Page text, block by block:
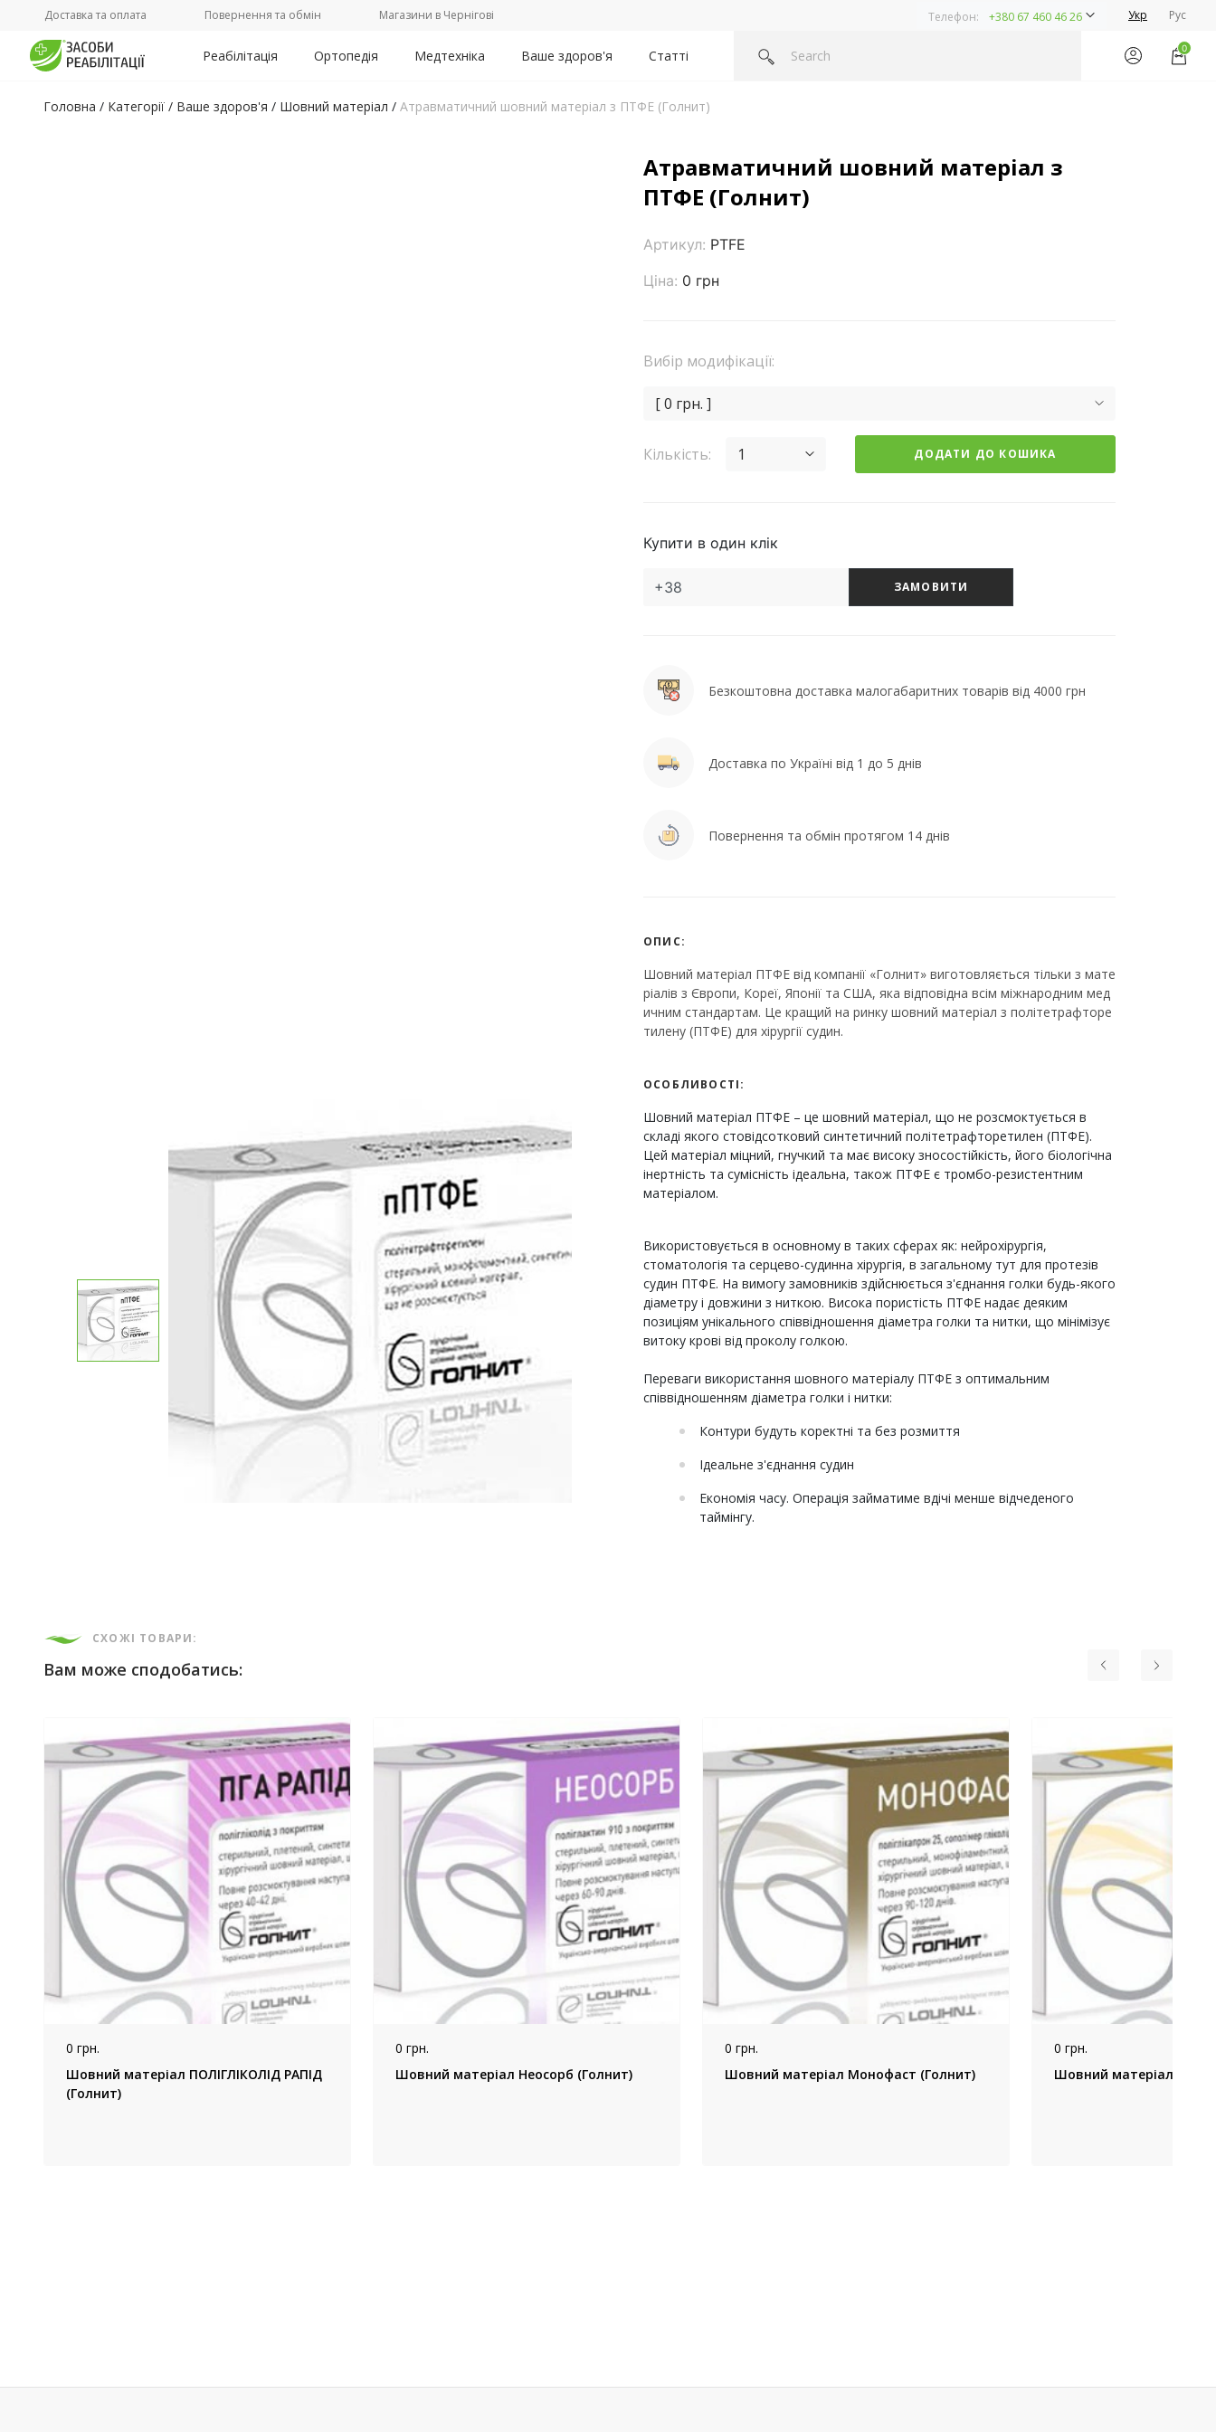
Доставка та оплата Повернення та обмін Магазини в Чернігові Телефон: +380 67 460 46 26 Укр Рус
Реабілітація Ортопедія Медтехніка Ваше здоров'я Статті 0
Головна / Категорії / Ваше здоров'я / Шовний матеріал / Атравматичний шовний матеріал з ПТФЕ (Голнит)
Атравматичний шовний матеріал з
ПТФЕ (Голнит)
Артикул: PTFE
Ціна: 0 грн
Вибір модифікації:
[ 0 грн. ]
Кількість: 1 ДОДАТИ ДО КОШИКА
Купити в один клік
ЗАМОВИТИ
Безкоштовна доставка малогабаритних товарів від 4000 грн
Доставка по Україні від 1 до 5 днів
Повернення та обмін протягом 14 днів
ОПИС:
Шовний матеріал ПТФЕ від компанії «Голнит» виготовляється тільки з мате
ріалів з Європи, Кореї, Японії та США, яка відповідна всім міжнародним мед
ичним стандартам. Це кращий на ринку шовний матеріал з політетрафторе
тилену (ПТФЕ) для хірургії судин.
ОСОБЛИВОСТІ:
Шовний матеріал ПТФЕ – це шовний матеріал, що не розсмоктується в
складі якого стовідсотковий синтетичний політетрафторетилен (ПТФЕ).
Цей матеріал міцний, гнучкий та має високу зносостійкість, його біологічна
інертність та сумісність ідеальна, також ПТФЕ є тромбо-резистентним
матеріалом.
Використовується в основному в таких сферах як: нейрохірургія,
стоматологія та серцево-судинна хірургія, в загальному тут для протезів
судин ПТФЕ. На вимогу замовників здійснюється з'єднання голки будь-якого
діаметру і довжини з ниткою. Висока пористість ПТФЕ надає деяким
позиціям унікального співвідношення діаметра голки та нитки, що мінімізує
витоку крові від проколу голкою.
Переваги використання шовного матеріалу ПТФЕ з оптимальним
співвідношенням діаметра голки і нитки:
Контури будуть коректні та без розмиття
Ідеальне з'єднання судин
Економія часу. Операція займатиме вдічі менше відчеденого
таймінгу.
СХОЖІ ТОВАРИ:
Вам може сподобатись:
0 грн.
Шовний матеріал ПОЛІГЛІКОЛІД РАПІД
(Голнит)
0 грн.
Шовний матеріал Неосорб (Голнит)
0 грн.
Шовний матеріал Монофаст (Голнит)
0 грн.
Шовний матеріал